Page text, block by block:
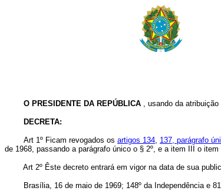
O PRESIDENTE DA REPÚBLICA , usando da
DECRETA:
Art 1º Ficam revogados os artigos 134, 137, parágrafo
de 1968, passando a parágrafo único o § 2º, e a item III o
Art 2º Êste decreto entrará em vigor na data de sua
Brasília, 16 de maio de 1969; 148º da Independência e